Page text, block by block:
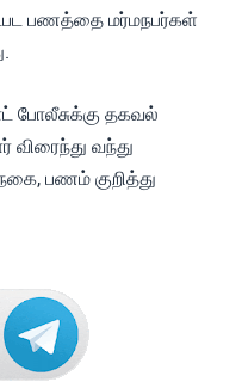
பணத்தை மர்மநபர்கள்
போலீசுக்கு தகவல்
விரைந்து வந்து
பணம் குறித்து